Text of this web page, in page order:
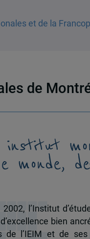
de
institut
monde,
2002, l’Institut
bien
de l’IEIM et de